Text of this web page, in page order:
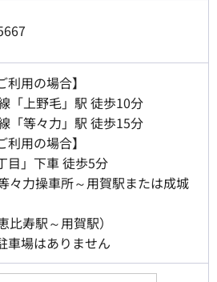
利用の場合】
「上野毛」駅 徒歩10分
「等々力」駅 徒歩15分
利用の場合】
目」下車 徒歩5分
々力操車所～用賀駅または成城
比寿駅～用賀駅）
車場はありません